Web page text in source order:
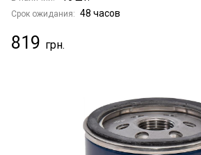
Срок ожидания: 48 часов
819